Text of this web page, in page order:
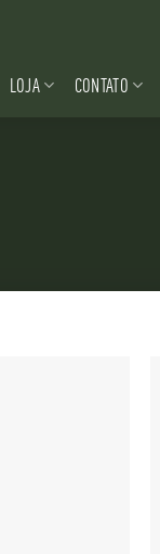
LOJA CONTATO